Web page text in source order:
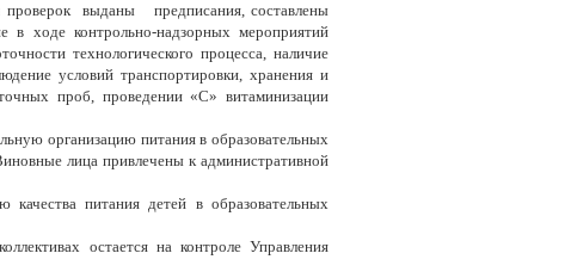
проверок выданы предписания, составлены
контрольно-надзорных мероприятий
технологического процесса, наличие
условий транспортировки, хранения и
проб, проведении «С» витаминизации
организацию питания в образовательных
лица привлечены к административной
питания детей в образовательных
остается на контроле Управления